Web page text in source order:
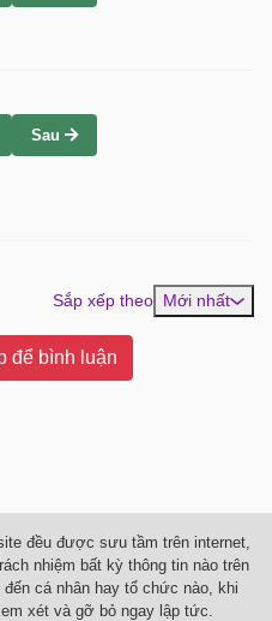
Sau
Sắp xếp theo Mới nhất
để bình luận
đều được sưu tầm trên internet,
nhiệm bất kỳ thông tin nào trên
cá nhân hay tổ chức nào, khi
xét và gỡ bỏ ngay lập tức.